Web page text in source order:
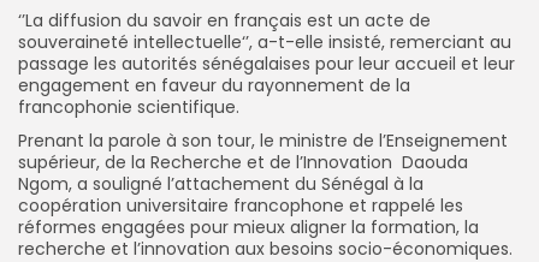
‘’La diffusion du savoir en français est un acte de
souveraineté intellectuelle‘’, a-t-elle insisté, remerciant au
passage les autorités sénégalaises pour leur accueil et leur
engagement en faveur du rayonnement de la
francophonie scientifique.
Prenant la parole à son tour, le ministre de l’Enseignement
supérieur, de la Recherche et de l’Innovation Daouda
Ngom, a souligné l’attachement du Sénégal à la
coopération universitaire francophone et rappelé les
réformes engagées pour mieux aligner la formation, la
recherche et l’innovation aux besoins socio-économiques.